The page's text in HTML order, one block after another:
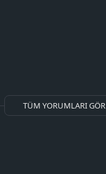
TÜM YORUMLARI GÖR